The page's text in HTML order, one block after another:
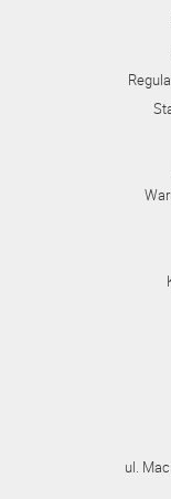
ul.